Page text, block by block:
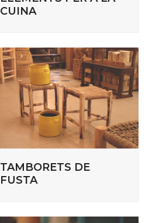
CUINA
TAMBORETS DE
FUSTA